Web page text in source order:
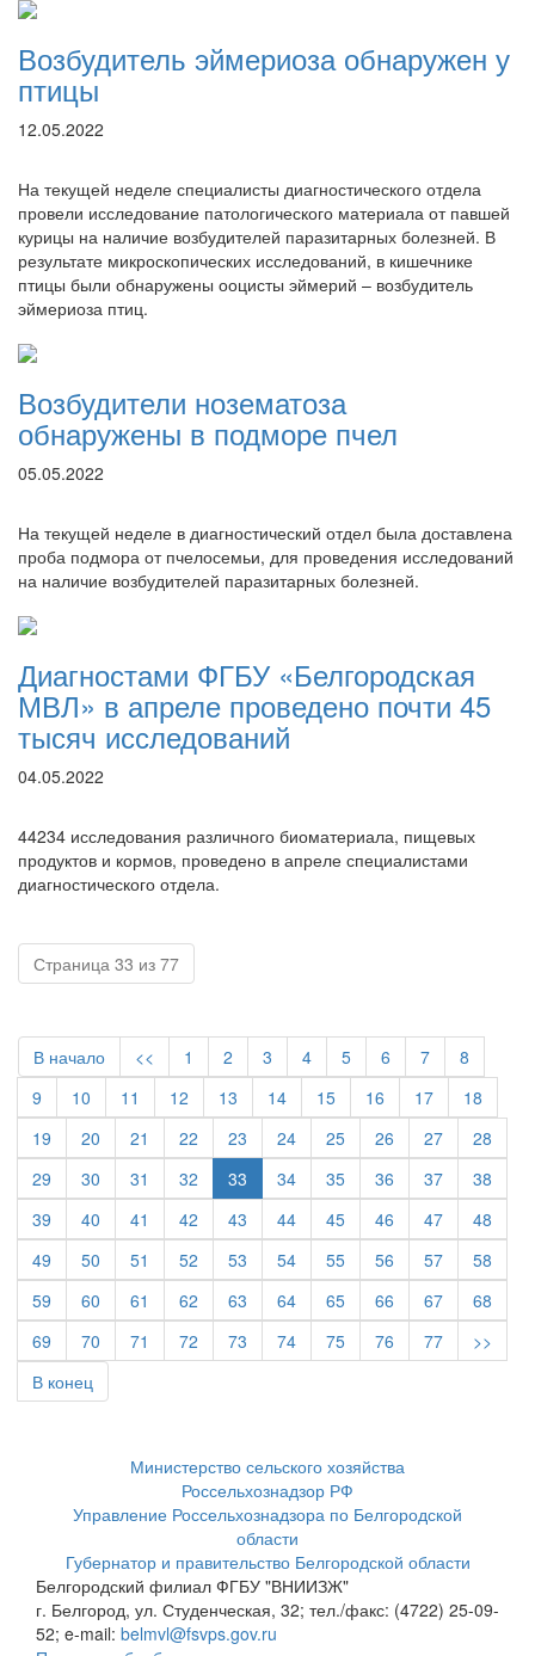
Возбудитель эймериоза обнаружен у
птицы
12.05.2022
На текущей неделе специалисты диагностического отдела
провели исследование патологического материала от павшей
курицы на наличие возбудителей паразитарных болезней. В
результате микроскопических исследований, в кишечнике
птицы были обнаружены ооцисты эймерий – возбудитель
эймериоза птиц.
Возбудители нозематоза
обнаружены в подморе пчел
05.05.2022
На текущей неделе в диагностический отдел была доставлена
проба подмора от пчелосемьи, для проведения исследований
на наличие возбудителей паразитарных болезней.
Диагностами ФГБУ «Белгородская
МВЛ» в апреле проведено почти 45
тысяч исследований
04.05.2022
44234 исследования различного биоматериала, пищевых
продуктов и кормов, проведено в апреле специалистами
диагностического отдела.
Страница 33 из 77
В начало << 1 2 3 4 5 6 7
8
9
10 11 12 13 14 15 16 17
18
19
20 21 22 23 24 25 26 27
28
29
30 31 32 33 34 35 36 37
38
39
40 41 42 43 44 45 46 47
48
49
50 51 52 53 54 55 56 57
58
59
60 61 62 63 64 65 66 67
68
69
70 71 72 73 74 75 76 77
>>
В конец
Министерство сельского хозяйства
Россельхознадзор РФ
Управление Россельхознадзора по Белгородской
области
Губернатор и правительство Белгородской области
Белгородский филиал ФГБУ "ВНИИЗЖ"
г. Белгород, ул. Студенческая, 32; тел./факс: (4722) 25-09-
52; e-mail: belmvl@fsvps.gov.ru